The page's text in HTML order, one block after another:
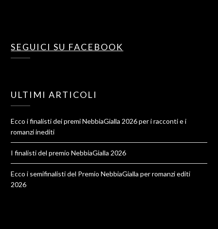
SEGUICI SU FACEBOOK
ULTIMI ARTICOLI
Ecco i finalisti dei premi NebbiaGialla 2026 per i racconti e i
romanzi inediti
I finalisti del premio NebbiaGialla 2026
Ecco i semifinalisti del Premio NebbiaGialla per romanzi editi
2026